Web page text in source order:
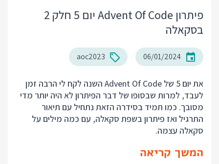
פיתרון Advent Of Code יום 5 חלק 2
בסקאלה
06/01/2024
aoc2023
את יום 5 של Advent Of Code השנה לקח לי הרבה זמן
לעבד, למרות שבסופו של דבר הפיתרון לא היה יותר מדי
מסובך. כמו תמיד בסידרה הזאת נתחיל עם תיאור
התרגיל ואז פיתרון בשפת סקאלה, עם כמה מילים על
סקאלה עצמה.
המשך קריאה